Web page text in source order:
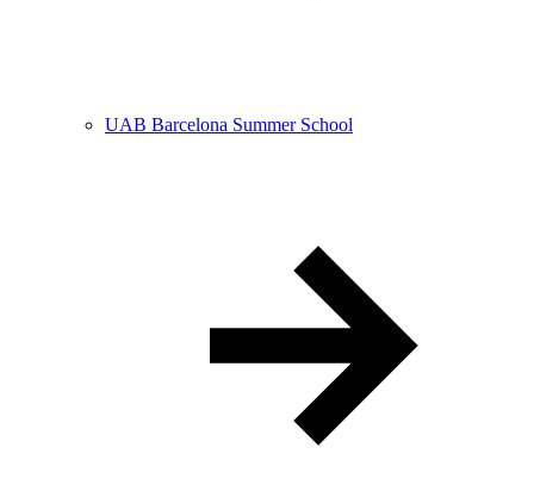
UAB Barcelona Summer School